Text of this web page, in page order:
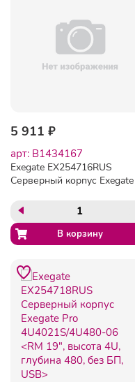
5 911 ₽
арт: B1434167
Exegate EX254716RUS
Серверный корпус Exegate
<RM 19", высота 4U,
глубина 450, без БП, USB>